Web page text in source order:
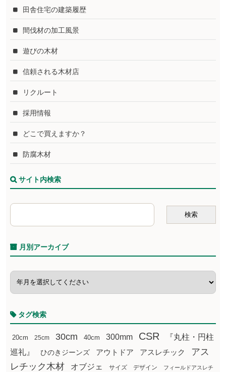
田舎住宅の建築履歴
間伐材の加工風景
遊びの木材
信頼される木材店
リクルート
採用情報
どこで買えますか？
防腐木材
サイト内検索
月別アーカイブ
タグ検索
20cm 25cm 30cm 40cm 300mm CSR
『丸柱・円柱
巡礼』
ひのきジーンズ アウトドア アスレチック
アス
レチック木材
オブジェ サイズ デザイン フィールドアスレチ